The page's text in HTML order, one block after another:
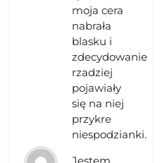
moja cera
nabrała
blasku i
zdecydowanie
rzadziej
pojawiały
się na niej
przykre
niespodzianki.
Jestem